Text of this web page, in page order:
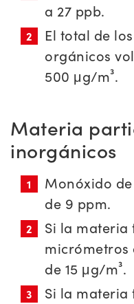
a 27 ppb.
El total de
orgánicos
500 μg/m³.
Materia
inorgánicos
Monóxido
de 9 ppm.
Si la materia
micrómetros
de 15 μg/m³.
Si la materia